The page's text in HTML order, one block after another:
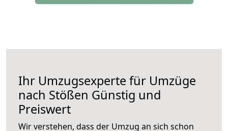
Ihr Umzugsexperte für Umzüge
nach Stößen Günstig und
Preiswert
Wir verstehen, dass der Umzug an sich schon